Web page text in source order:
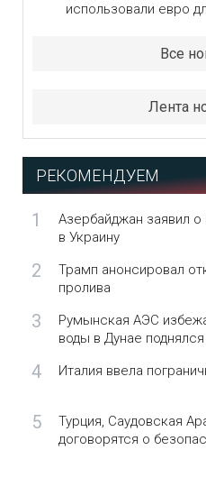
использовали евро
Все
Лента
РЕКОМЕНДУЕМ
1
Азербайджан заявил о
в Украину
2
Трамп анонсировал
пролива
3
Румынская АЭС
воды в Дунае поднялся
4 Италия ввела
5
Турция, Саудовская
договорятся о